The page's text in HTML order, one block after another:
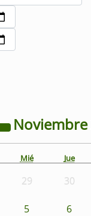
Noviembre
Mié Jue
29 30
5 6